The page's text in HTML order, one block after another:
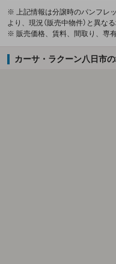
※ 上記情報は分譲時のパンフレ
より、現況（販売中物件）と異な
※ 販売価格、賃料、間取り、専
カーサ・ラクーン八日市